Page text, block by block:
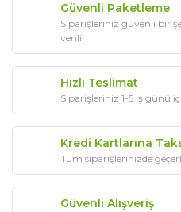
Güvenli Paketleme
Siparişleriniz güvenli bir
verilir.
Hızlı Teslimat
Siparişleriniz 1-5 iş günü
Kredi Kartlarına
Tüm siparişlerinizde
Güvenli Alışveriş